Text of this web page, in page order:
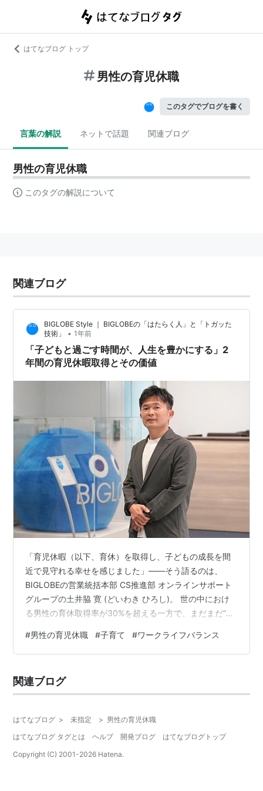
はてなブログ トップ
男性の育児休職
このタグでブログを書く
言葉の解説 ネットで話題 関連ブログ
男性の育児休職
このタグの解説について
関連ブログ
BIGLOBE Style ｜ BIGLOBEの「はたらく人」と「トガッた
技術」
• 1年前
「子どもと過ごす時間が、人生を豊かにする」2
年間の育児休暇取得とその価値
「育児休暇（以下、育休）を取得し、子どもの成長を間
近で見守れる幸せを感じました」――そう語るのは、
BIGLOBEの営業統括本部 CS推進部 オンラインサポート
グループの土井脇 寛 (どいわき ひろし)。 世の中におけ
る男性の育休取得率が30%を超える一方で、まだまだ“特
2年間という長期の育休を取得し、子どもの成長に寄り添
ってきた彼が語るのは、家族との時間の尊さと、それを
児と仕事の間で揺れるすべての人に届けたい、リアルな
体験と気づきのストーリーをお届けします。 「子どもが
#男性の育児休職 #子育て #ワークライフバランス
関連ブログ
はてなブログ > 未指定 > 男性の育児休職
はてなブログ タグとは
ヘルプ 開発ブログ
はてなブログトップ
Copyright (C) 2001-2026 Hatena.